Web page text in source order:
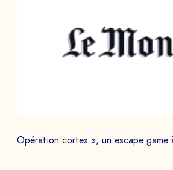
Opération cortex », un escape game